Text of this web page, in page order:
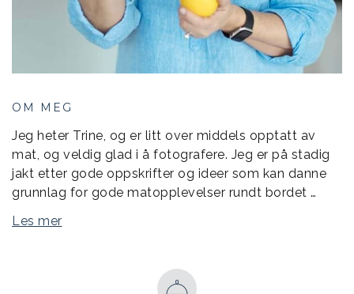
OM MEG
Jeg heter Trine, og er litt over middels opptatt av
mat, og veldig glad i å fotografere. Jeg er på stadig
jakt etter gode oppskrifter og ideer som kan danne
grunnlag for gode matopplevelser rundt bordet …
Les mer